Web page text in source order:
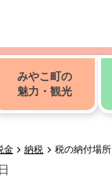
みやこ町の
魅力・観光
金 納税 税の納付場所